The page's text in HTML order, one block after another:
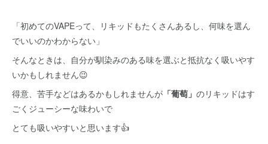
「初めてのVAPEって、リキッドもたくさんあるし、何味を選ん
でいいのかわからない」
そんなときは、自分が馴染みのある味を選ぶと抵抗なく吸いやす
いかもしれません😉
得意、苦手などはあるかもしれませんが 「葡萄」 のリキッドはす
ごくジューシーな味わいで
とても吸いやすいと思います👍